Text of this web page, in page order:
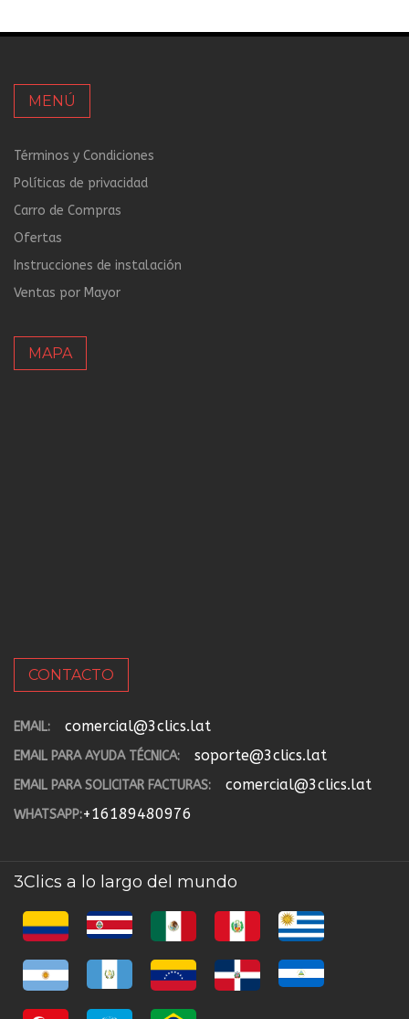
MENÚ
Términos y Condiciones
Políticas de privacidad
Carro de Compras
Ofertas
Instrucciones de instalación
Ventas por Mayor
MAPA
CONTACTO
EMAIL: comercial@3clics.lat
EMAIL PARA AYUDA TÉCNICA: soporte@3clics.lat
EMAIL PARA SOLICITAR FACTURAS: comercial@3clics.lat
WHATSAPP:+16189480976
3Clics a lo largo del mundo